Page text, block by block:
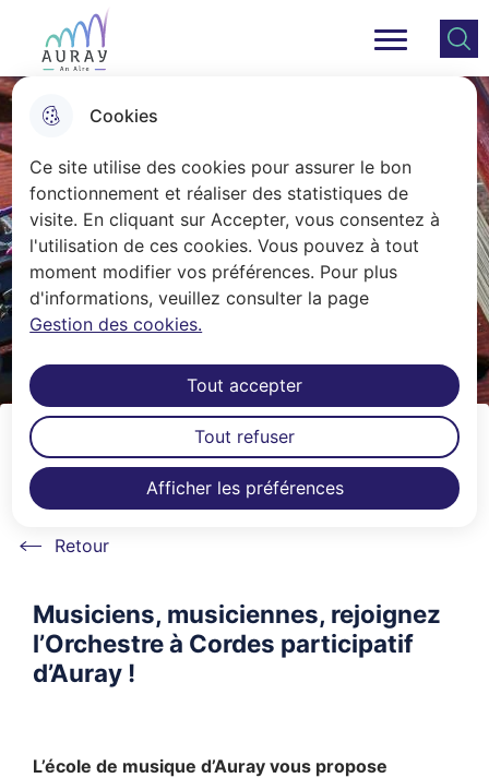
Cookies
Ce site utilise des cookies pour assurer le bon
fonctionnement et réaliser des statistiques de
visite. En cliquant sur Accepter, vous consentez à
l'utilisation de ces cookies. Vous pouvez à tout
moment modifier vos préférences. Pour plus
d'informations, veuillez consulter la page
Gestion des cookies.
Afficher les préférences
Tout accepter
Tout refuser
Aller
au
menu
Consulter
le plan
Ville Auray Menu principal
Orchestre à Cordes participatif
Accueil
Musiciens, musiciennes, rejoignez
l’Orchestre à Cordes participatif
d’Auray !
L’école de musique d’Auray vous propose